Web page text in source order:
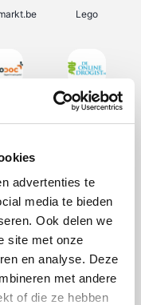
advertenties te
media te bieden
Ook delen we
site met onze
en analyse. Deze
met andere
of die ze hebben
Lego
De Online Drogist
Adidas